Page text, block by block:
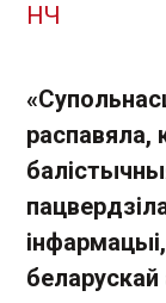
НЧ
распавяла,
беларускай